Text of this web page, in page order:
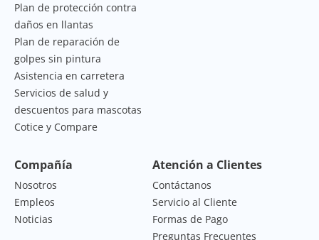
Plan de protección contra
daños en llantas
Plan de reparación de
golpes sin pintura
Asistencia en carretera
Servicios de salud y
descuentos para mascotas
Cotice y Compare
Compañía
Nosotros
Empleos
Noticias
Atención a Clientes
Contáctanos
Servicio al Cliente
Formas de Pago
Preguntas Frecuentes